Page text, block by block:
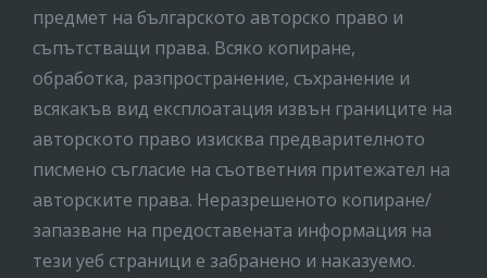
предмет на бългaрското авторско право и
съпътстващи права. Всяко копиране,
обработка, разпространение, съхранение и
всякакъв вид експлоатация извън границите на
авторското право изисква предварителното
писмено съгласие на съответния притежател на
авторските права. Неразрешеното копиране/
запазване на предоставената информация на
тези уеб страници е забранено и наказуемо.